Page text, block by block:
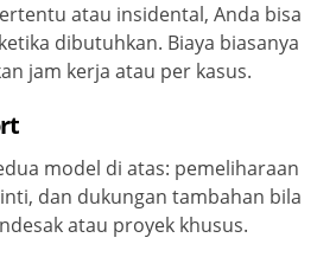
atau insidental, Anda bisa
dibutuhkan. Biaya biasanya
jam kerja atau per kasus.
model di atas: pemeliharaan
dan dukungan tambahan bila
atau proyek khusus.